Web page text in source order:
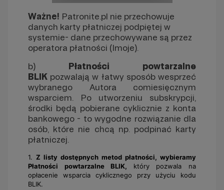
Ważne! Patronite.pl nie przechowuje
danych karty płatniczej podpiętej w
systemie- dane przechowywane są przez
operatora płatności (Imoje).
b) Płatności powtarzalne
BLIK pozwalają w łatwy sposób wesprzeć
wybranego Autora comiesięcznym
wsparciem. Po utworzeniu subskrypcji,
środki będą pobierane cyklicznie z konta
bankowego - to wygodne rozwiązanie dla
osób, które nie chcą np. podpinać karty
płatniczej.
1. Z listy dostępnych metod płatności, wybieramy
Płatności powtarzalne BLIK, który pozwala na
opłacenie wsparcia cyklicznego przy użyciu kodu
BLIK.